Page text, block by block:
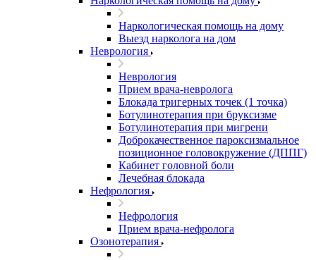
Наркологическая помощь на дому
Выезд нарколога на дом
Неврология
Неврология
Прием врача-невролога
Блокада тригерных точек (1 точка)
Ботулинотерапия при бруксизме
Ботулинотерапия при мигрени
Доброкачественное пароксизмальное
позиционное головокружение (ДППГ)
Кабинет головной боли
Лечебная блокада
Нефрология
Нефрология
Прием врача-нефролога
Озонотерапия